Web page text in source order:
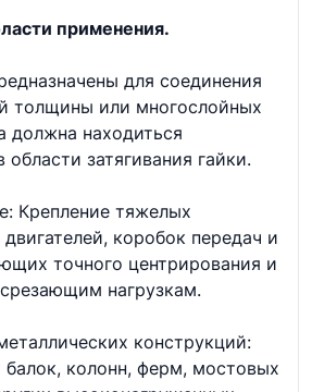
применения.
для соединения
толщины или многослойных
должна находиться
области затягивания гайки.
Крепление тяжелых
двигателей, коробок передач и
точного центрирования и
нагрузкам.
конструкций:
колонн, ферм, мостовых